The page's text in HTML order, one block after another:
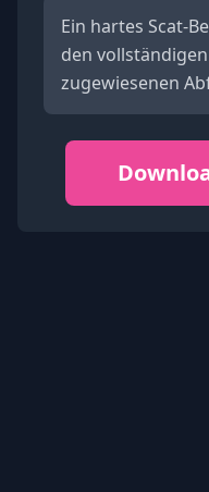
Ein hartes Scat-
den
zugewiesenen